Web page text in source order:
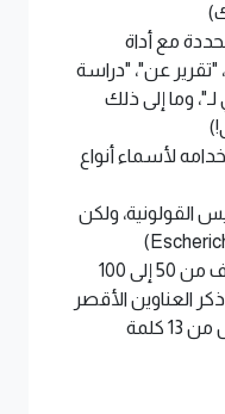
مع أداة
"تقرير عن"، "دراسة
لـ"، وما إلى ذلك
لأسماء أنواع
القولونية، ولكن
اختصر. يجب أن يكون الهدف من 50 إلى 100
العناوين الأقصر
كلمة